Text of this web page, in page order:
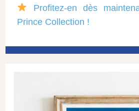
Profitez-en dès
Prince Collection !